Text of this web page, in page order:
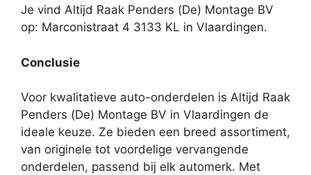
Je vind Altijd Raak Penders (De) Montage BV
op: Marconistraat 4 3133 KL in Vlaardingen.
Conclusie
Voor kwalitatieve auto-onderdelen is Altijd Raak
Penders (De) Montage BV in Vlaardingen de
ideale keuze. Ze bieden een breed assortiment,
van originele tot voordelige vervangende
onderdelen, passend bij elk automerk. Met